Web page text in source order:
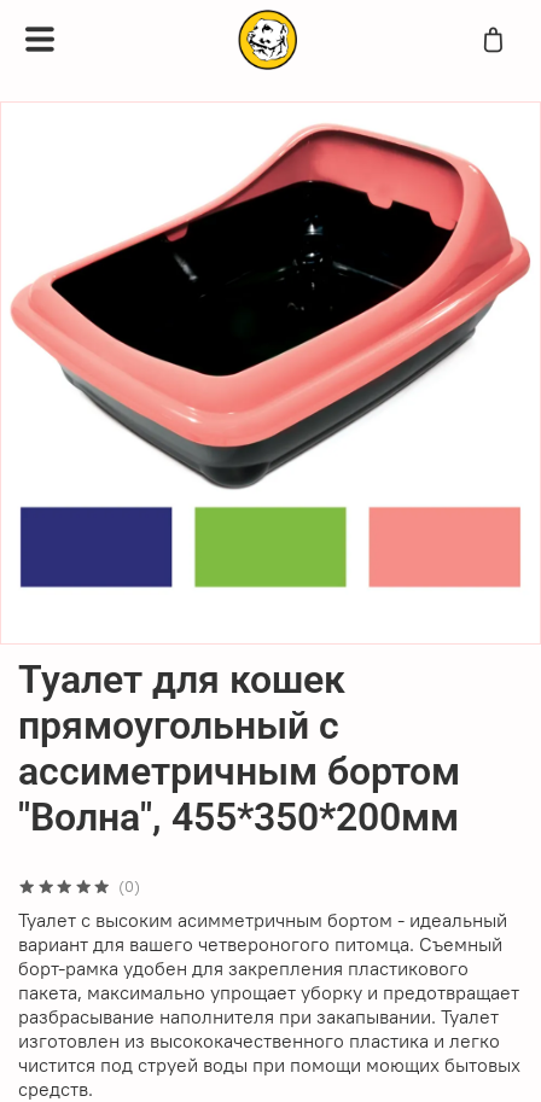
(0)
Туалет для кошек
прямоугольный с
ассиметричным бортом
"Волна", 455*350*200мм
Туалет с высоким асимметричным бортом - идеальный
вариант для вашего четвероногого питомца. Съемный
борт-рамка удобен для закрепления пластикового
пакета, максимально упрощает уборку и предотвращает
разбрасывание наполнителя при закапывании. Туалет
изготовлен из высококачественного пластика и легко
чистится под струей воды при помощи моющих бытовых
средств.